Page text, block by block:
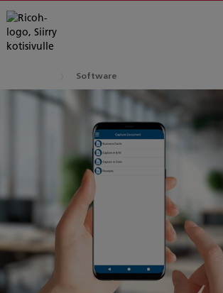
Software